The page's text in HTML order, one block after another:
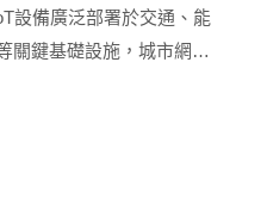
設備廣泛部署於交通、能
關鍵基礎設施，城市網路
升邊緣網路的安全與營運